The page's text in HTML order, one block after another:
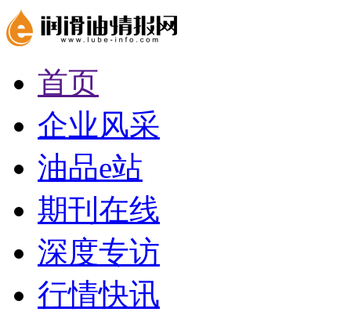
首页
企业风采
油品e站
期刊在线
深度专访
行情快讯